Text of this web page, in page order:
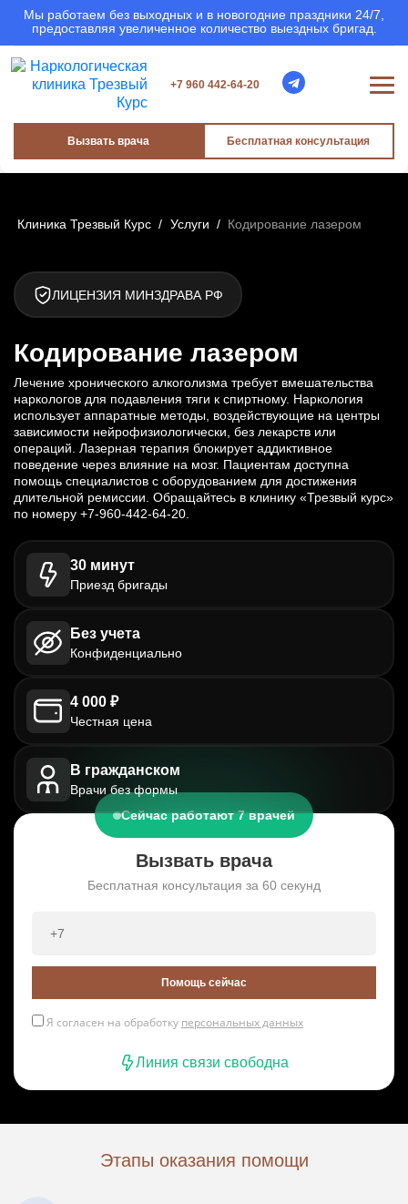
Мы работаем без выходных и в новогодние праздники 24/7,
предоставляя увеличенное количество выездных бригад.
+7 960 442-64-20
Вызвать врача Бесплатная консультация
Клиника Трезвый Курс / Услуги / Кодирование лазером
ЛИЦЕНЗИЯ МИНЗДРАВА РФ
Кодирование лазером
Лечение хронического алкоголизма требует вмешательства
наркологов для подавления тяги к спиртному. Наркология
использует аппаратные методы, воздействующие на центры
зависимости нейрофизиологически, без лекарств или
операций. Лазерная терапия блокирует аддиктивное
поведение через влияние на мозг. Пациентам доступна
помощь специалистов с оборудованием для достижения
длительной ремиссии. Обращайтесь в клинику «Трезвый курс»
по номеру +7-960-442-64-20.
30 минут
Приезд бригады
Без учета
Конфиденциально
4 000 ₽
Честная цена
В гражданском
Врачи без формы
Сейчас работают 7 врачей
Вызвать врача
Бесплатная консультация за 60 секунд
Помощь сейчас
Я согласен на обработку персональных данных
Линия связи свободна
Этапы оказания помощи